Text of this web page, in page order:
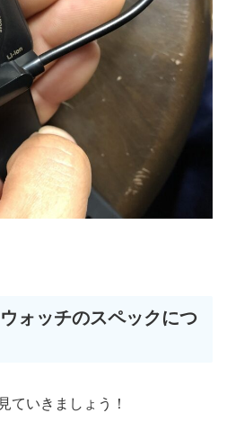
ォッチのスペックにつ
ていきましょう！